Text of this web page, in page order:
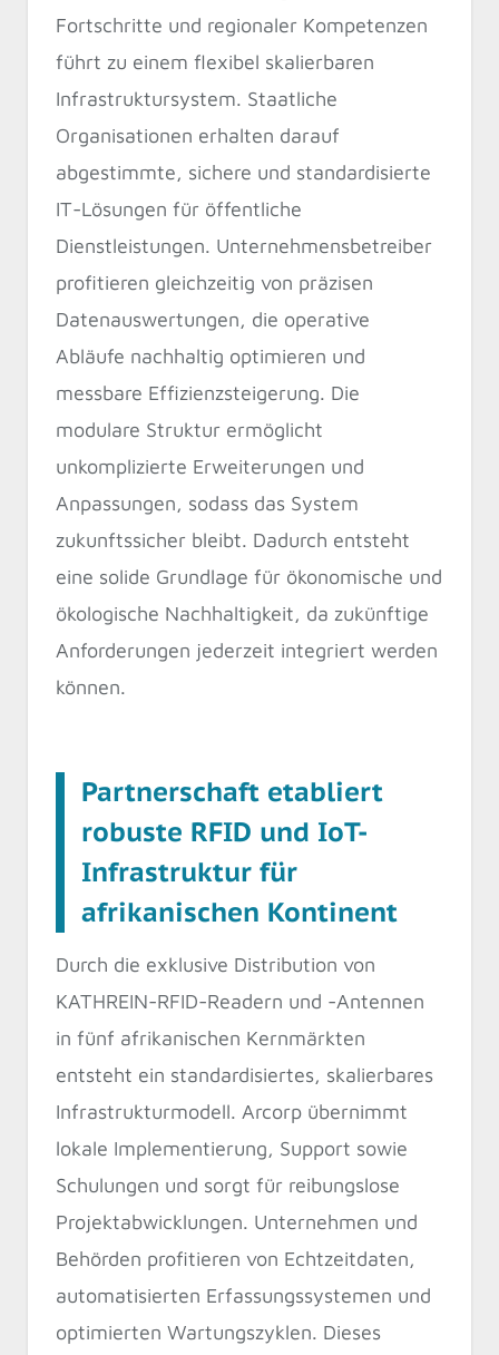
Fortschritte und regionaler Kompetenzen
führt zu einem flexibel skalierbaren
Infrastruktursystem. Staatliche
Organisationen erhalten darauf
abgestimmte, sichere und standardisierte
IT-Lösungen für öffentliche
Dienstleistungen. Unternehmensbetreiber
profitieren gleichzeitig von präzisen
Datenauswertungen, die operative
Abläufe nachhaltig optimieren und
messbare Effizienzsteigerung. Die
modulare Struktur ermöglicht
unkomplizierte Erweiterungen und
Anpassungen, sodass das System
zukunftssicher bleibt. Dadurch entsteht
eine solide Grundlage für ökonomische und
ökologische Nachhaltigkeit, da zukünftige
Anforderungen jederzeit integriert werden
können.
Partnerschaft etabliert
robuste RFID und IoT-
Infrastruktur für
afrikanischen Kontinent
Durch die exklusive Distribution von
KATHREIN-RFID-Readern und -Antennen
in fünf afrikanischen Kernmärkten
entsteht ein standardisiertes, skalierbares
Infrastrukturmodell. Arcorp übernimmt
lokale Implementierung, Support sowie
Schulungen und sorgt für reibungslose
Projektabwicklungen. Unternehmen und
Behörden profitieren von Echtzeitdaten,
automatisierten Erfassungssystemen und
optimierten Wartungszyklen. Dieses